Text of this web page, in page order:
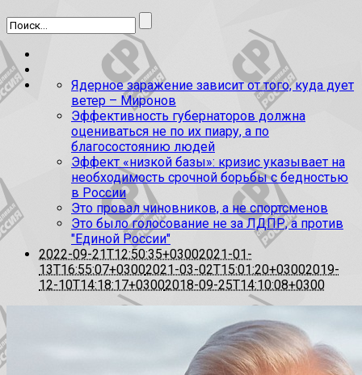
Ядерное заражение зависит от того, куда дует
ветер – Миронов
Эффективность губернаторов должна
оцениваться не по их пиару, а по
благосостоянию людей
Эффект «низкой базы»: кризис указывает на
необходимость срочной борьбы с бедностью
в России
Это провал чиновников, а не спортсменов
Это было голосование не за ЛДПР, а против
"Единой России"
2022-09-21T12:50:35+03002021-01-
13T16:55:07+03002021-03-02T15:01:20+03002019-
12-10T14:18:17+03002018-09-25T14:10:08+0300